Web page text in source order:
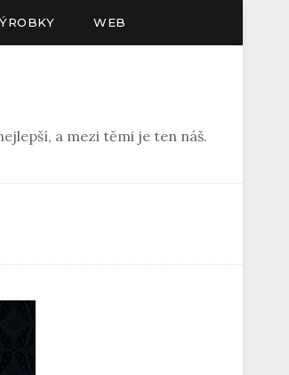
WEB
a mezi těmi je ten náš.